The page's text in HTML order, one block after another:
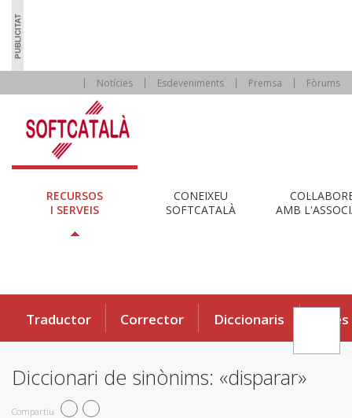
Notícies Esdeveniments Premsa Fòrums
RECURSOS
I SERVEIS
CONEIXEU
SOFTCATALÀ
AMB
Traductor Corrector Diccionaris Eines
Diccionari de sinònims: «disparar»
Compartiu